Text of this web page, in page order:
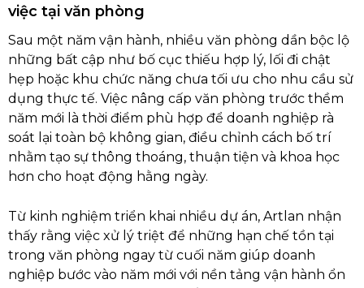
việc tại văn phòng
Sau một năm vận hành, nhiều văn phòng dần bộc lộ
những bất cập như bố cục thiếu hợp lý, lối đi chật
hẹp hoặc khu chức năng chưa tối ưu cho nhu cầu sử
dụng thực tế. Việc nâng cấp văn phòng trước thềm
năm mới là thời điểm phù hợp để doanh nghiệp rà
soát lại toàn bộ không gian, điều chỉnh cách bố trí
nhằm tạo sự thông thoáng, thuận tiện và khoa học
hơn cho hoạt động hằng ngày.
Từ kinh nghiệm triển khai nhiều dự án, Artlan nhận
thấy rằng việc xử lý triệt để những hạn chế tồn tại
trong văn phòng ngay từ cuối năm giúp doanh
nghiệp bước vào năm mới với nền tảng vận hành ổn